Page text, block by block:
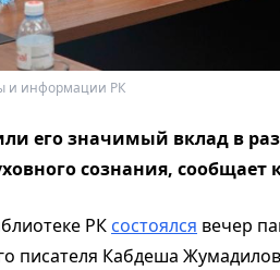
и информации РК
его значимый вклад в
сознания, сообщает
РК состоялся вечер
писателя Кабдеша